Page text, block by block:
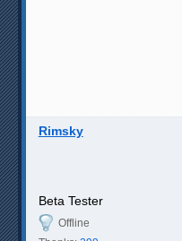
Rimsky
Beta Tester
Offline